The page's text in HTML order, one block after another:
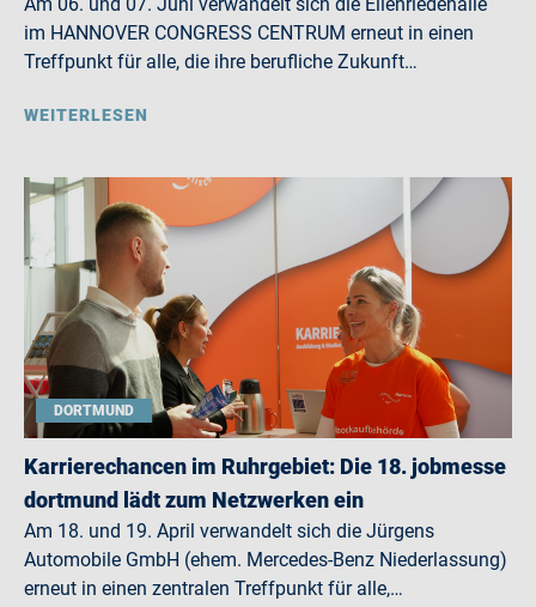
im HANNOVER CONGRESS CENTRUM erneut in einen
Treffpunkt für alle, die ihre berufliche Zukunft…
WEITERLESEN
DORTMUND
Karrierechancen im Ruhrgebiet: Die 18. jobmesse
dortmund lädt zum Netzwerken ein
Am 18. und 19. April verwandelt sich die Jürgens
Automobile GmbH (ehem. Mercedes-Benz Niederlassung)
erneut in einen zentralen Treffpunkt für alle,…